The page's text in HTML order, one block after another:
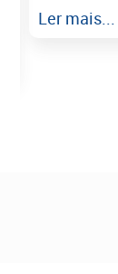
Ler mais...